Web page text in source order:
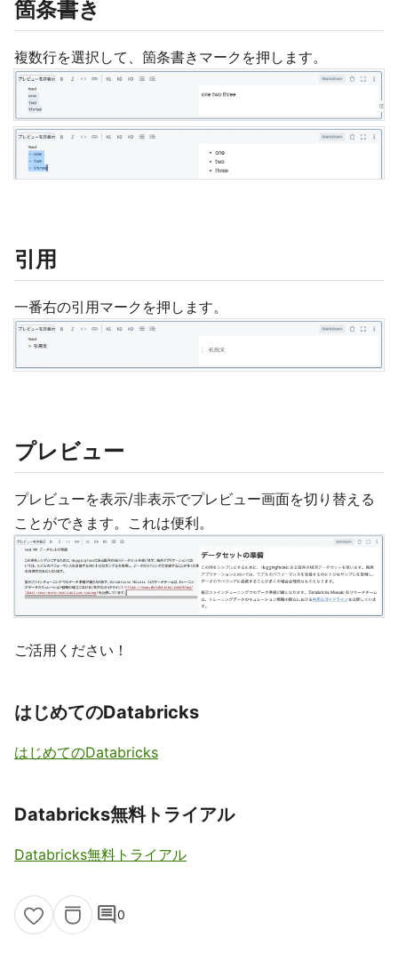
箇条書き
複数行を選択して、箇条書きマークを押します。
引用
一番右の引用マークを押します。
プレビュー
プレビューを表示/非表示でプレビュー画面を切り替える
ことができます。これは便利。
ご活用ください！
はじめてのDatabricks
はじめてのDatabricks
Databricks無料トライアル
Databricks無料トライアル
comment0